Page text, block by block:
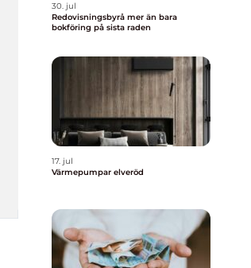
30. jul
Redovisningsbyrå mer än bara
bokföring på sista raden
17. jul
Värmepumpar elveröd